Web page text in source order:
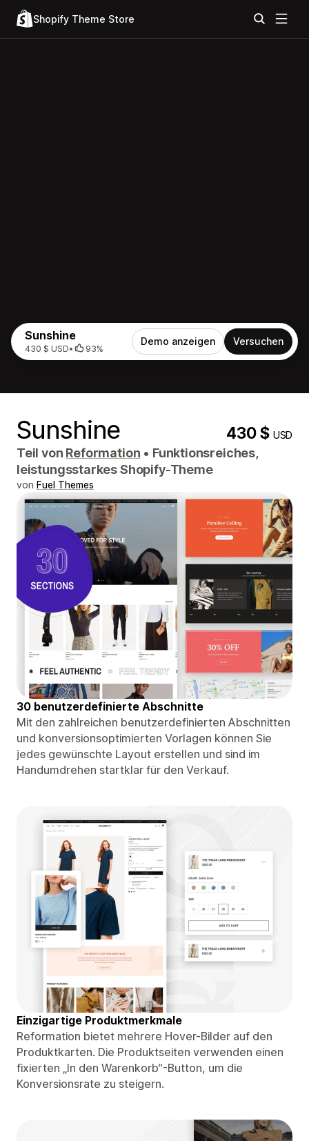
Shopify Theme Store
Sunshine
430 $ USD• 93%
Demo anzeigen Versuchen
Sunshine 430 $USD
Teil von Reformation • Funktionsreiches,
leistungsstarkes Shopify-Theme
von Fuel Themes
30 benutzerdefinierte Abschnitte
Mit den zahlreichen benutzerdefinierten Abschnitten
und konversionsoptimierten Vorlagen können Sie
jedes gewünschte Layout erstellen und sind im
Handumdrehen startklar für den Verkauf.
Einzigartige Produktmerkmale
Reformation bietet mehrere Hover-Bilder auf den
Produktkarten. Die Produktseiten verwenden einen
fixierten „In den Warenkorb“-Button, um die
Konversionsrate zu steigern.